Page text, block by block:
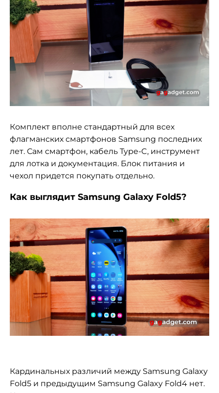
Комплект вполне стандартный для всех
флагманских смартфонов Samsung последних
лет. Сам смартфон, кабель Type-C, инструмент
для лотка и документация. Блок питания и
чехол придется покупать отдельно.
Как выглядит Samsung Galaxy Fold5?
Кардинальных различий между Samsung Galaxy
Fold5 и предыдущим Samsung Galaxy Fold4 нет.